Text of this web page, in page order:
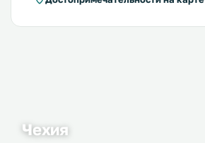
Чехия